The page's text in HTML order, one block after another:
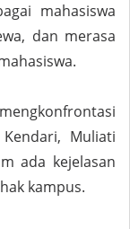
mahasiswa
dan merasa
Kendari, Muliati
ada kejelasan
kampus.